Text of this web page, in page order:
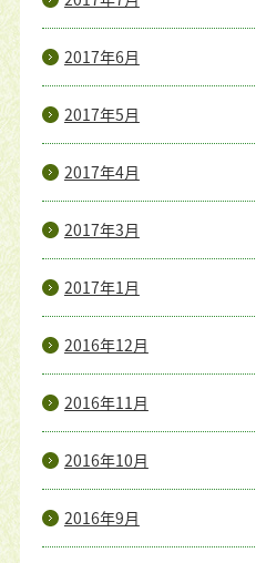
2017年6月
2017年5月
2017年4月
2017年3月
2017年1月
2016年12月
2016年11月
2016年10月
2016年9月